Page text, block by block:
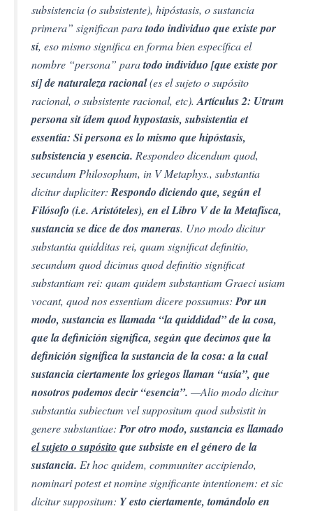
subsistencia (o subsistente), hipóstasis, o sustancia
primera” significan paratodo individuo que existe por
sí, eso mismo significa en forma bien específica el
nombre “persona” paratodo individuo [que existe por
sí] de naturaleza racional(es el sujeto o supósito
racional, o subsistente racional, etc). Artículus 2: Utrum
persona sit ídem quod hypostasis, subsistentia et
essentia: Si persona es lo mismo que hipóstasis,
subsistencia y esencia. Respondeo dicendum quod,
secundum Philosophum, in V Metaphys., substantia
dicitur dupliciter: Respondo diciendo que, según el
Filósofo (i.e. Aristóteles), en el Libro V de la Metafísca,
sustancia se dice de dos maneras. Uno modo dicitur
substantia quidditas rei, quam significat definitio,
secundum quod dicimus quod definitio significat
substantiam rei: quam quidem substantiam Graeci usiam
vocant, quod nos essentiam dicere possumus: Por un
modo, sustancia es llamada “la quiddidad” de la cosa,
que la definición significa, según que decimos que la
definición significa la sustancia de la cosa: a la cual
sustancia ciertamente los griegos llaman “usía”, que
nosotros podemos decir “esencia”. —Alio modo dicitur
substantia subiectum vel suppositum quod subsistit in
genere substantiae: Por otro modo, sustancia es llamado
el sujeto o supósito que subsiste en el género de la
sustancia. Et hoc quidem, communiter accipiendo,
nominari potest et nomine significante intentionem: et sic
dicitur suppositum: Y esto ciertamente, tomándolo en